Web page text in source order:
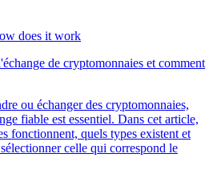
de cryptomonnaies et comment
ou échanger des cryptomonnaies,
fiable est essentiel. Dans cet article,
fonctionnent, quels types existent et
celle qui correspond le